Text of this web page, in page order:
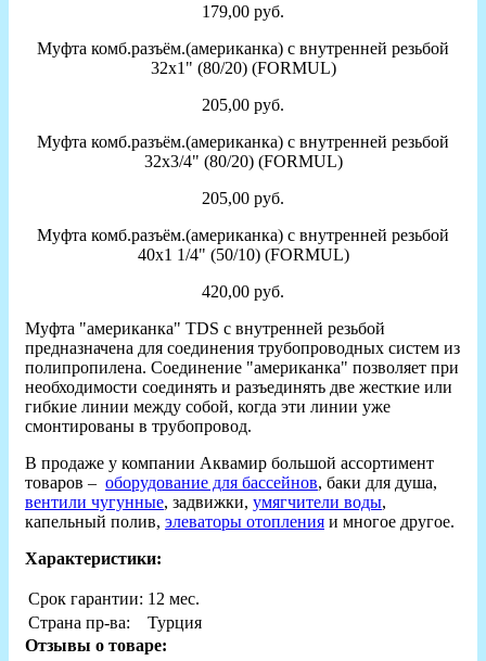
179,00 руб.
Муфта комб.разъём.(американка) с внутренней резьбой
32х1" (80/20) (FORMUL)
205,00 руб.
Муфта комб.разъём.(американка) с внутренней резьбой
32х3/4" (80/20) (FORMUL)
205,00 руб.
Муфта комб.разъём.(американка) с внутренней резьбой
40х1 1/4" (50/10) (FORMUL)
420,00 руб.
Муфта "американка" TDS с внутренней резьбой
предназначена для соединения трубопроводных систем из
полипропилена. Соединение "американка" позволяет при
необходимости соединять и разъединять две жесткие или
гибкие линии между собой, когда эти линии уже
смонтированы в трубопровод.
В продаже у компании Аквамир большой ассортимент
товаров – оборудование для бассейнов, баки для душа,
вентили чугунные, задвижки, умягчители воды,
капельный полив, элеваторы отопления и многое другое.
Характеристики:
Срок гарантии: 12 мес.
Страна пр-ва:
Турция
Отзывы о товаре: